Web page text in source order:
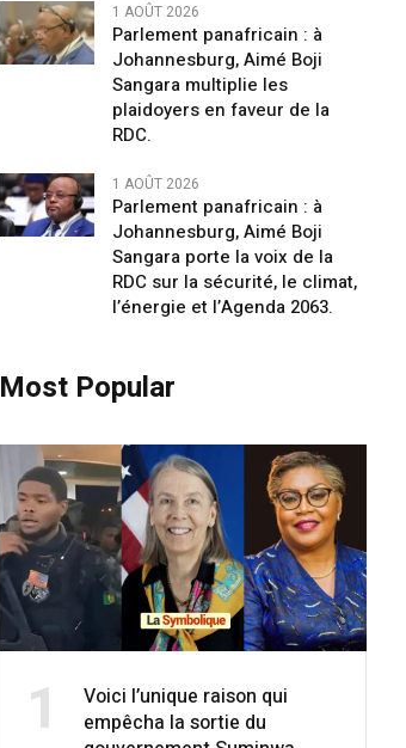
1 AOÛT 2026
Parlement panafricain : à
Johannesburg, Aimé Boji
Sangara multiplie les
plaidoyers en faveur de la
RDC.
1 AOÛT 2026
Parlement panafricain : à
Johannesburg, Aimé Boji
Sangara porte la voix de la
RDC sur la sécurité, le climat,
l’énergie et l’Agenda 2063.
Most Popular
1
Voici l’unique raison qui
empêcha la sortie du